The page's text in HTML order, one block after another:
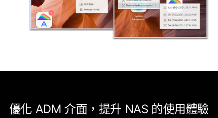
優化 ADM 介面，提升 NAS 的使用體驗